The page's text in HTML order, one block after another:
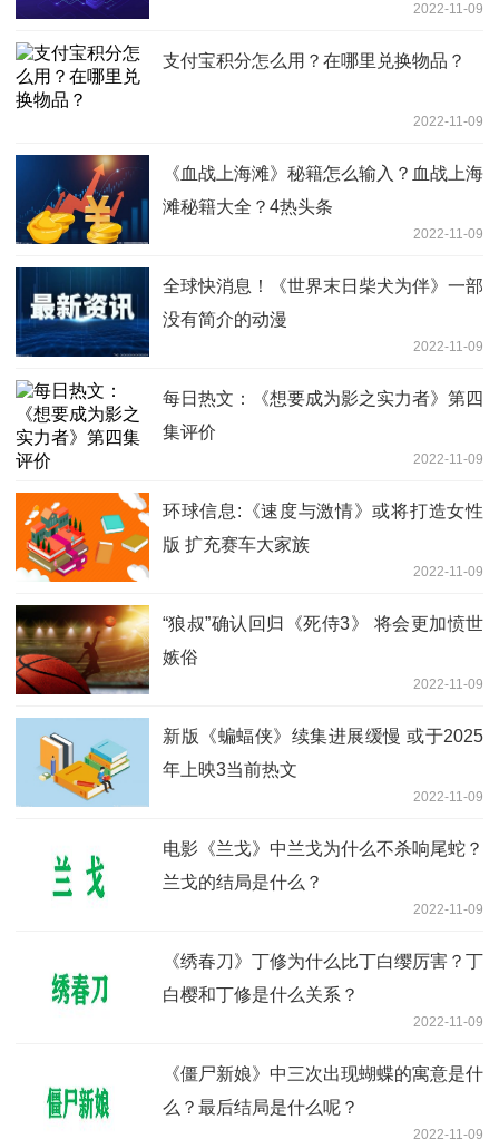
2022-11-09
支付宝积分怎么用？在哪里兑换物品？
2022-11-09
《血战上海滩》秘籍怎么输入？血战上海
滩秘籍大全？4热头条
2022-11-09
全球快消息！《世界末日柴犬为伴》一部
没有简介的动漫
2022-11-09
每日热文：《想要成为影之实力者》第四
集评价
2022-11-09
环球信息:《速度与激情》或将打造女性
版 扩充赛车大家族
2022-11-09
“狼叔”确认回归《死侍3》 将会更加愤世
嫉俗
2022-11-09
新版《蝙蝠侠》续集进展缓慢 或于2025
年上映3当前热文
2022-11-09
电影《兰戈》中兰戈为什么不杀响尾蛇？
兰戈的结局是什么？
2022-11-09
《绣春刀》丁修为什么比丁白缨厉害？丁
白樱和丁修是什么关系？
2022-11-09
《僵尸新娘》中三次出现蝴蝶的寓意是什
么？最后结局是什么呢？
2022-11-09